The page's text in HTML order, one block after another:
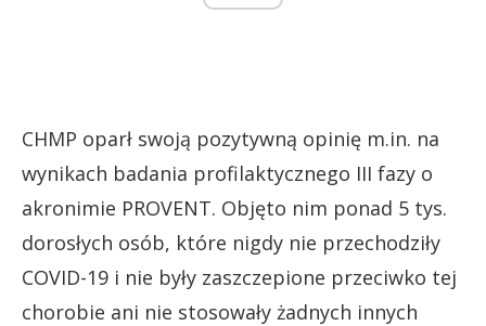
CHMP oparł swoją pozytywną opinię m.in. na
wynikach badania profilaktycznego III fazy o
akronimie PROVENT. Objęto nim ponad 5 tys.
dorosłych osób, które nigdy nie przechodziły
COVID-19 i nie były zaszczepione przeciwko tej
chorobie ani nie stosowały żadnych innych